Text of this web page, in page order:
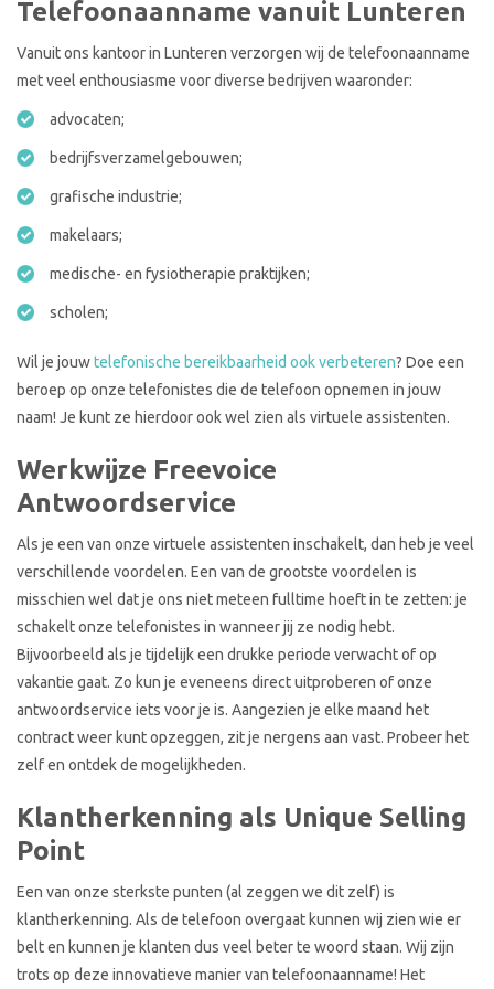
Telefoonaanname vanuit Lunteren
Vanuit ons kantoor in Lunteren verzorgen wij de telefoonaanname
met veel enthousiasme voor diverse bedrijven waaronder:
advocaten;
bedrijfsverzamelgebouwen;
grafische industrie;
makelaars;
medische- en fysiotherapie praktijken;
scholen;
Wil je jouwtelefonische bereikbaarheid ook verbeteren? Doe een
beroep op onze telefonistes die de telefoon opnemen in jouw
naam! Je kunt ze hierdoor ook wel zien als virtuele assistenten.
Werkwijze Freevoice
Antwoordservice
Als je een van onze virtuele assistenten inschakelt, dan heb je veel
verschillende voordelen. Een van de grootste voordelen is
misschien wel dat je ons niet meteen fulltime hoeft in te zetten: je
schakelt onze telefonistes in wanneer jij ze nodig hebt.
Bijvoorbeeld als je tijdelijk een drukke periode verwacht of op
vakantie gaat. Zo kun je eveneens direct uitproberen of onze
antwoordservice iets voor je is. Aangezien je elke maand het
contract weer kunt opzeggen, zit je nergens aan vast. Probeer het
zelf en ontdek de mogelijkheden.
Klantherkenning als Unique Selling
Point
Een van onze sterkste punten (al zeggen we dit zelf) is
klantherkenning. Als de telefoon overgaat kunnen wij zien wie er
belt en kunnen je klanten dus veel beter te woord staan. Wij zijn
trots op deze innovatieve manier van telefoonaanname! Het